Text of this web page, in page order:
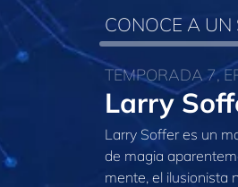
CONOCE A UN
TEMPORADA 7,
Larry
Larry Soffer es un
de magia
mente, el ilusionista